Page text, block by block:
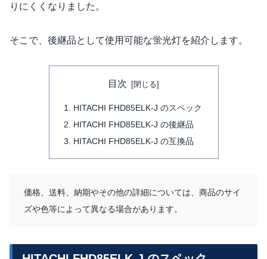
りにくくなりました。
そこで、後継品として使用可能な蛍光灯を紹介します。
目次
HITACHI FHD85ELK-J のスペック
HITACHI FHD85ELK-J の後継品
HITACHI FHD85ELK-J の互換品
価格、送料、納期やその他の詳細については、商品のサイ
ズや色等によって異なる場合があります。